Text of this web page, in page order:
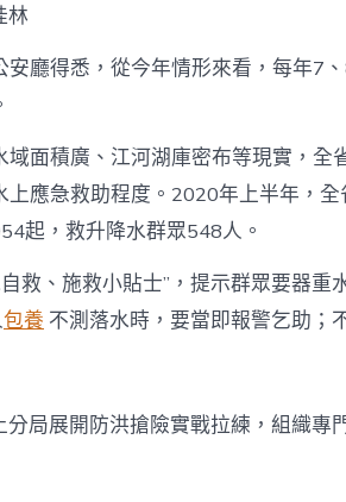
林
廳得悉，從今年情形來看，每年7
面積廣、江河湖庫密布等現實，全
應急救助程度。2020年上半年，
起，救升降水群眾548人。
救、施救小貼士”，提示群眾要器重
包養 不測落水時，要當即報警乞助；
局展開防洪搶險實戰拉練，組織專